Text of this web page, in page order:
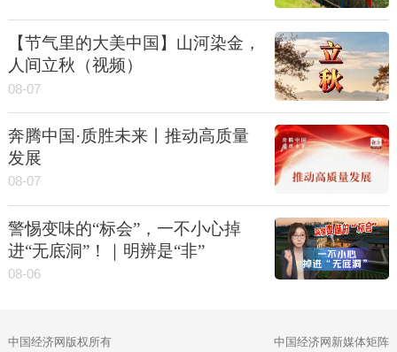
【节气里的大美中国】山河染金，
人间立秋（视频）
08-07
奔腾中国·质胜未来丨推动高质量
发展
08-07
警惕变味的“标会”，一不小心掉
进“无底洞”！｜明辨是“非”
08-06
中国经济网版权所有 中国经济网新媒体矩阵